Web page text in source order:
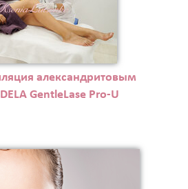
александритовым
GentleLase Pro-U